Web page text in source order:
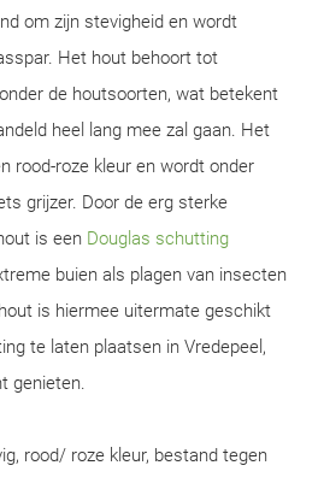
om zijn stevigheid en wordt
Het hout behoort tot
de houtsoorten, wat betekent
heel lang mee zal gaan. Het
rood-roze kleur en wordt onder
grijzer. Door de erg sterke
is een Douglas schutting
buien als plagen van insecten
is hiermee uitermate geschikt
te laten plaatsen in Vredepeel,
genieten.
rood/ roze kleur, bestand tegen